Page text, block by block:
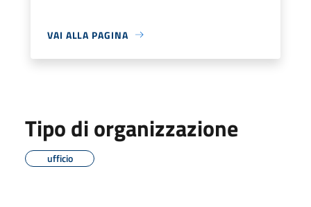
VAI ALLA PAGINA
Tipo di organizzazione
ufficio